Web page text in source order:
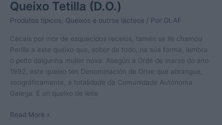
Queixo Tetilla (D.O.)
Produtos típicos Queixos e outros lácteos / Por OLAF
Cecais por mor de esquecidos receios, tamén se lle chamou
Perilla a este queixo que, sobor de todo, na súa forma, lembra
o peito dalgunha muller nova. Asegún a Orde de marzo do ano
1992, este queixo ten Denominación de Orixe que abrangue,
xeográficamente, a totalidade da Comunidade Autónoma
Galega. É un queixo de leite
Queixo
Read More »